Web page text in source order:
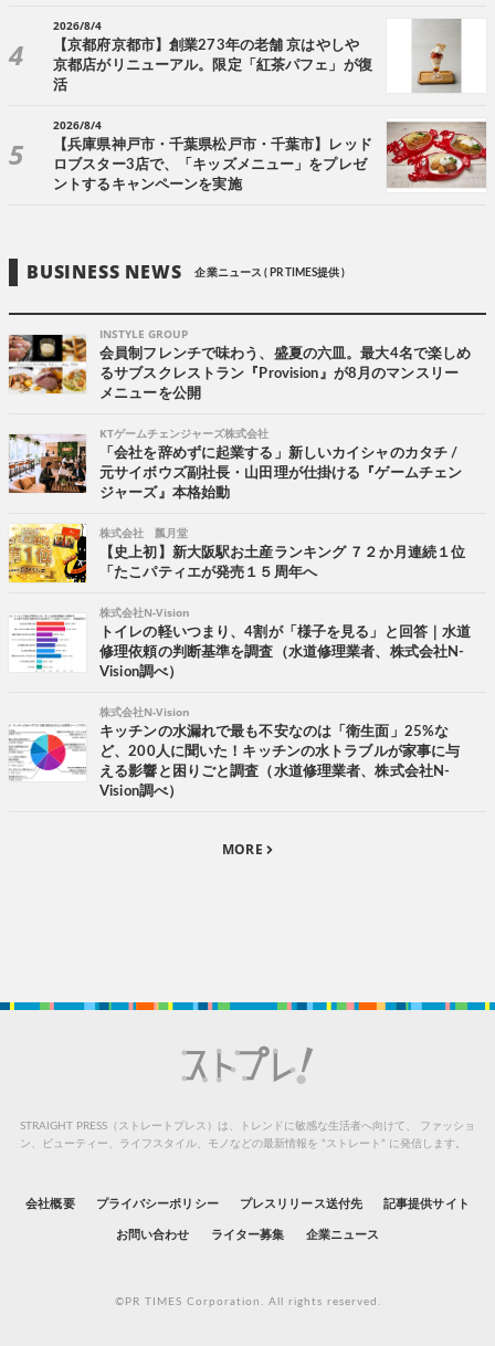
2026/8/4
【京都府京都市】創業273年の老舗 京はやしや
京都店がリニューアル。限定「紅茶パフェ」が復
活
2026/8/4
【兵庫県神戸市・千葉県松戸市・千葉市】レッド
ロブスター3店で、「キッズメニュー」をプレゼ
ントするキャンペーンを実施
BUSINESS NEWS 企業ニュース ( PR TIMES提供 )
INSTYLE GROUP
会員制フレンチで味わう、盛夏の六皿。最大4名で楽しめ
るサブスクレストラン『Provision』が8月のマンスリー
メニューを公開
KTゲームチェンジャーズ株式会社
「会社を辞めずに起業する」新しいカイシャのカタチ /
元サイボウズ副社長・山田理が仕掛ける『ゲームチェン
ジャーズ』本格始動
株式会社 瓢月堂
【史上初】新大阪駅お土産ランキング ７２か月連続１位
「たこパティエが発売１５周年へ
株式会社N-Vision
トイレの軽いつまり、4割が「様子を見る」と回答｜水道
修理依頼の判断基準を調査（水道修理業者、株式会社N-
Vision調べ）
株式会社N-Vision
キッチンの水漏れで最も不安なのは「衛生面」25%な
ど、200人に聞いた！キッチンの水トラブルが家事に与
える影響と困りごと調査（水道修理業者、株式会社N-
Vision調べ）
MORE
STRAIGHT PRESS（ストレートプレス）は、トレンドに敏感な生活者へ向けて、
ファッショ
ン、ビューティー、ライフスタイル、モノなどの最新情報を “ストレート” に発信します。
会社概要 プライバシーポリシー プレスリリース送付先 記事提供サイト
お問い合わせ ライター募集 企業ニュース
©PR TIMES Corporation. All rights reserved.